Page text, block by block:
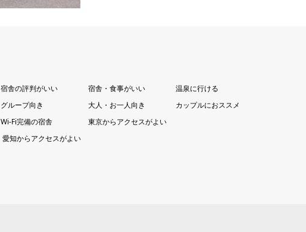
宿舎の評判がいい 宿舎・食事がいい
温泉に行ける
グループ向き 大人・お一人向き
カップルにおススメ
Wi-Fi完備の宿舎
東京からアクセスがよい
愛知からアクセスがよい